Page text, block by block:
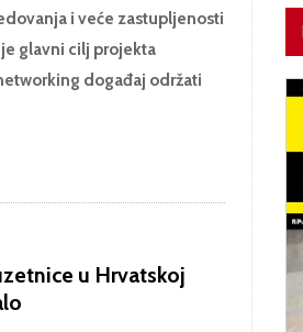
i veće zastupljenosti
glavni cilj projekta
događaj održati
u Hrvatskoj